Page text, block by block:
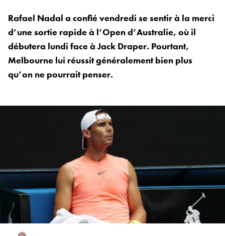
Rafael Nadal a confié vendredi se sentir à la merci
d’une sortie rapide à l’Open d’Australie, où il
débutera lundi face à Jack Draper. Pourtant,
Melbourne lui réussit généralement bien plus
qu’on ne pourrait penser.